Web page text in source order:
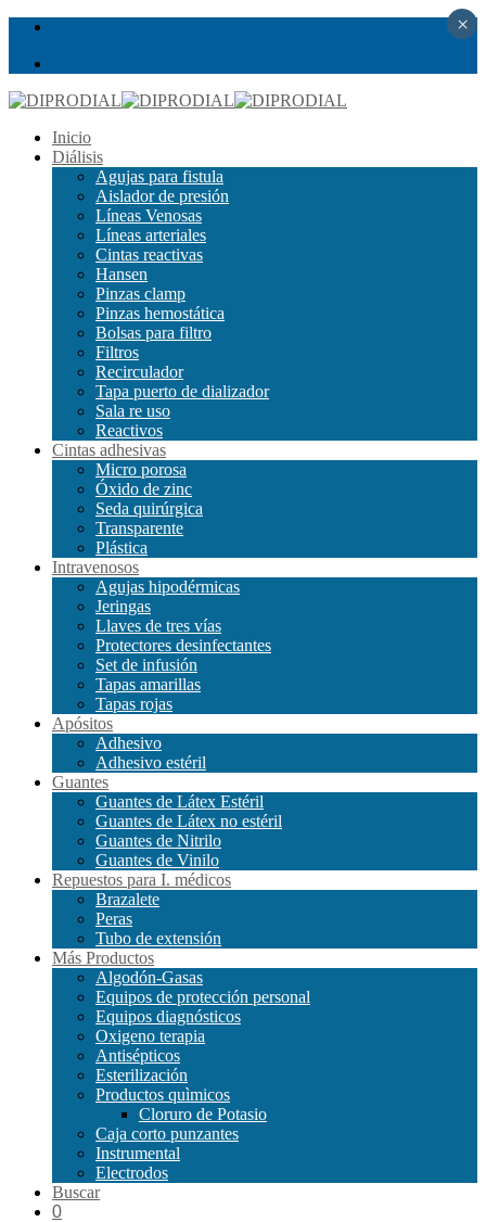
Inicio
Diálisis
Agujas para fistula
Aislador de presión
Líneas Venosas
Líneas arteriales
Cintas reactivas
Hansen
Pinzas clamp
Pinzas hemostática
Bolsas para filtro
Filtros
Recirculador
Tapa puerto de dializador
Sala re uso
Reactivos
Cintas adhesivas
Micro porosa
Óxido de zinc
Seda quirúrgica
Transparente
Plástica
Intravenosos
Agujas hipodérmicas
Jeringas
Llaves de tres vías
Protectores desinfectantes
Set de infusión
Tapas amarillas
Tapas rojas
Apósitos
Adhesivo
Adhesivo estéril
Guantes
Guantes de Látex Estéril
Guantes de Látex no estéril
Guantes de Nitrilo
Guantes de Vinilo
Repuestos para I. médicos
Brazalete
Peras
Tubo de extensión
Más Productos
Algodón-Gasas
Equipos de protección personal
Equipos diagnósticos
Oxigeno terapia
Antisépticos
Esterilización
Productos quìmicos
Cloruro de Potasio
Caja corto punzantes
Instrumental
Electrodos
Buscar
0
×